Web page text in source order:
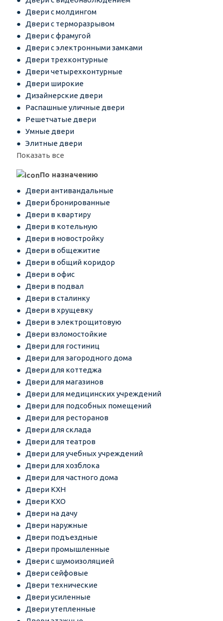
Двери с молдингом
Двери с терморазрывом
Двери с фрамугой
Двери с электронными замками
Двери трехконтурные
Двери четырехконтурные
Двери широкие
Дизайнерские двери
Распашные уличные двери
Решетчатые двери
Умные двери
Элитные двери
Показать все
По назначению
Двери антивандальные
Двери бронированные
Двери в квартиру
Двери в котельную
Двери в новостройку
Двери в общежитие
Двери в общий коридор
Двери в офис
Двери в подвал
Двери в сталинку
Двери в хрущевку
Двери в электрощитовую
Двери взломостойкие
Двери для гостиниц
Двери для загородного дома
Двери для коттеджа
Двери для магазинов
Двери для медицинских учреждений
Двери для подсобных помещений
Двери для ресторанов
Двери для склада
Двери для театров
Двери для учебных учреждений
Двери для хозблока
Двери для частного дома
Двери КХН
Двери КХО
Двери на дачу
Двери наружные
Двери подъездные
Двери промышленные
Двери с шумоизоляцией
Двери сейфовые
Двери технические
Двери усиленные
Двери утепленные